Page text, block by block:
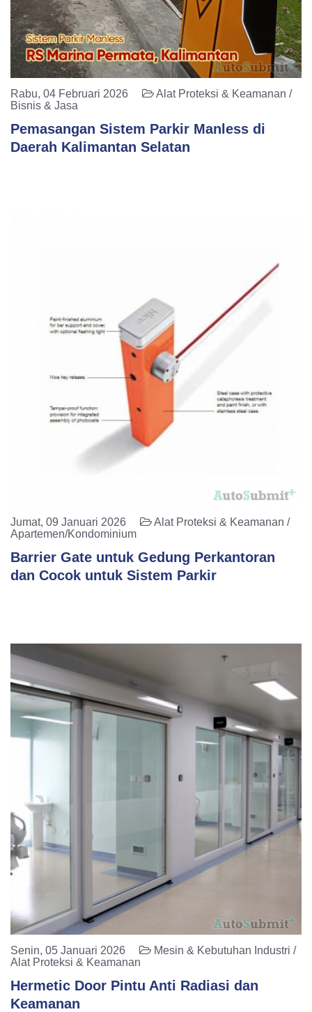
Rabu, 04 Februari 2026
Alat Proteksi & Keamanan /
Bisnis & Jasa
Pemasangan Sistem Parkir Manless di
Daerah Kalimantan Selatan
Jumat, 09 Januari 2026
Alat Proteksi & Keamanan /
Apartemen/Kondominium
Barrier Gate untuk Gedung Perkantoran
dan Cocok untuk Sistem Parkir
Senin, 05 Januari 2026
Mesin & Kebutuhan Industri /
Alat Proteksi & Keamanan
Hermetic Door Pintu Anti Radiasi dan
Keamanan